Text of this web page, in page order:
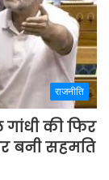
राजनीति
गांधी की फिर
बनी सहमति